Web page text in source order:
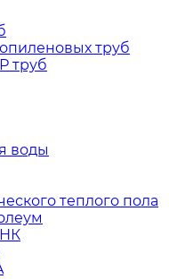
труб
труб
воды
теплого пола